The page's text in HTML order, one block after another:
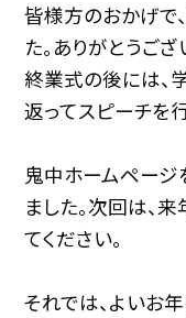
皆様方のおかげで
た。ありがとうござ
終業式の後には、
返ってスピーチを行
鬼中ホームページ
ました。次回は、
てください。
それでは、よいお